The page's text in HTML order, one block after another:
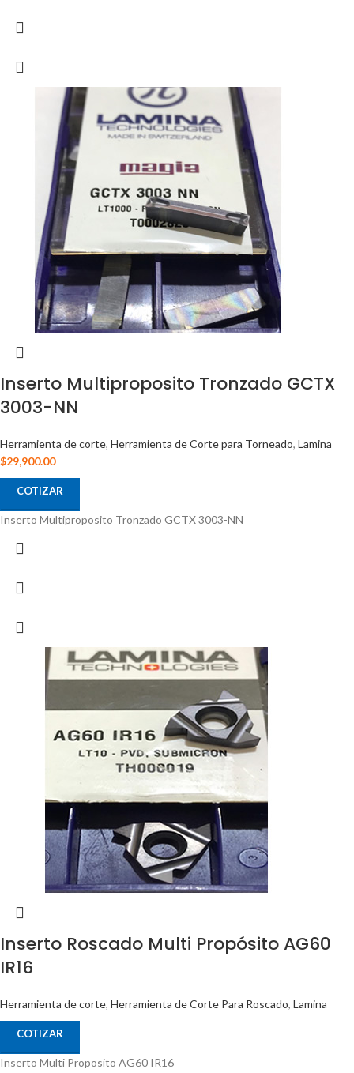
Inserto Multiproposito Tronzado GCTX
3003-NN
Herramienta de corte, Herramienta de Corte para Torneado, Lamina
$29,900.00
COTIZAR
Inserto Multiproposito Tronzado GCTX 3003-NN
Inserto Roscado Multi Propósito AG60
IR16
Herramienta de corte, Herramienta de Corte Para Roscado, Lamina
COTIZAR
Inserto Multi Proposito AG60 IR16